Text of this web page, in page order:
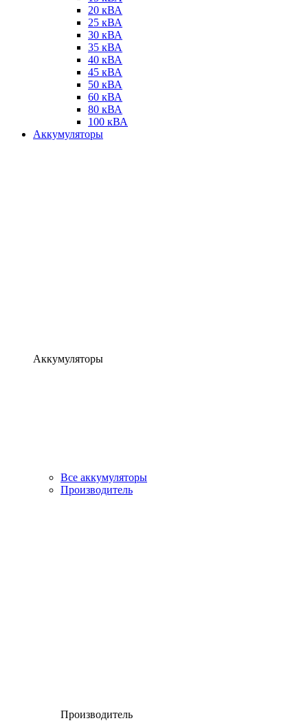
20 кВА
25 кВА
30 кВА
35 кВА
40 кВА
45 кВА
50 кВА
60 кВА
80 кВА
100 кВА
Аккумуляторы
Аккумуляторы
Все аккумуляторы
Производитель
Производитель